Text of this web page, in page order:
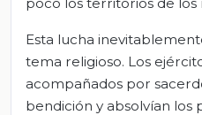
Esta lucha
tema religioso. Los
acompañados por
bendición y absolvían los